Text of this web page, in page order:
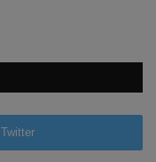
Twitter